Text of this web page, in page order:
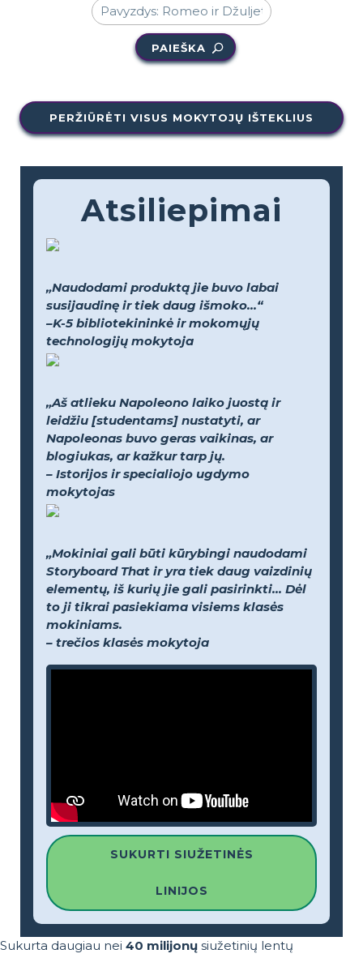
PAIEŠKA
PERŽIŪRĖTI VISUS MOKYTOJŲ IŠTEKLIUS
Atsiliepimai
„Naudodami produktą jie buvo labai
susijaudinę ir tiek daug išmoko...“
–K-5 bibliotekininkė ir mokomųjų
technologijų mokytoja
„Aš atlieku Napoleono laiko juostą ir
leidžiu [studentams] nustatyti, ar
Napoleonas buvo geras vaikinas, ar
blogiukas, ar kažkur tarp jų.
– Istorijos ir specialiojo ugdymo
mokytojas
„Mokiniai gali būti kūrybingi naudodami
Storyboard That ir yra tiek daug vaizdinių
elementų, iš kurių jie gali pasirinkti... Dėl
to ji tikrai pasiekiama visiems klasės
mokiniams.
– trečios klasės mokytoja
SUKURTI SIUŽETINĖS
LINIJOS
Sukurta daugiau nei 40 milijonų siužetinių lentų